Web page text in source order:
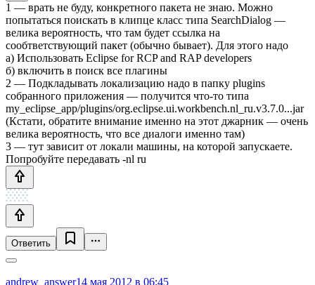
1 — врать не буду, конкретного пакета не знаю. Можно
попытаться поискать в клипце класс типа SearchDialog —
велика вероятность, что там будет ссылка на
сообтветствующий пакет (обычно бывает). Для этого надо
а) Использовать Eclipse for RCP and RAP developers
б) включить в поиск все плагины
2 — Подкладывать локализацию надо в папку plugins
собранного приложения — получится что-то типа
my_eclipse_app/plugins/org.eclipse.ui.workbench.nl_ru.v3.7.0...jar
(Кстати, обратите внимание именно на этот джарник — очень
велика вероятность, что все диалоги именно там)
3 — тут зависит от локали машины, на которой запускаете.
Попробуйте передавать -nl ru
Ответить
andrew_answer14 мая 2012 в 06:45